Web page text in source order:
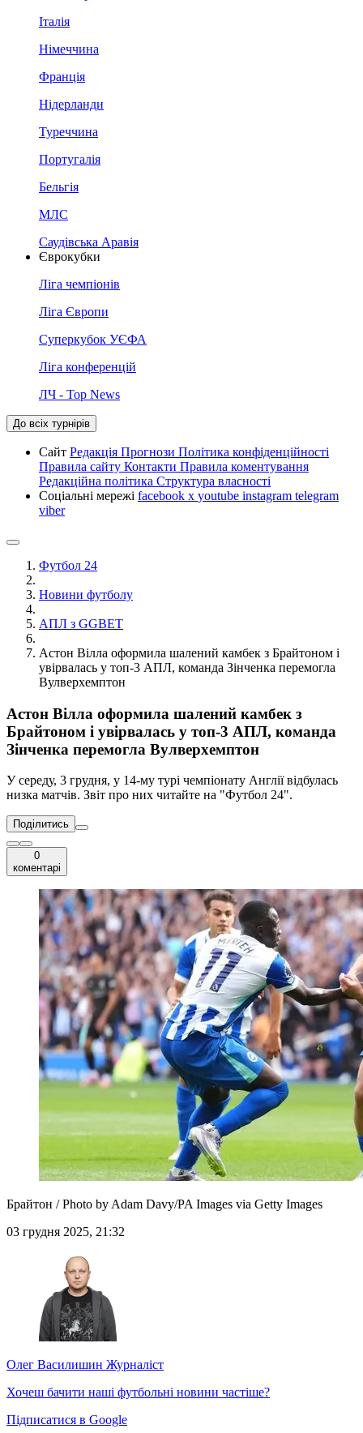
Італія
Німеччина
Франція
Нідерланди
Туреччина
Португалія
Бельгія
МЛС
Саудівська Аравія
Єврокубки
Ліга чемпіонів
Ліга Європи
Суперкубок УЄФА
Ліга конференцій
ЛЧ - Top News
До всіх турнірів
Сайт Редакція Прогнози Політика конфіденційності
Правила сайту Контакти Правила коментування
Редакційна політика Структура власності
Соціальні мережі facebook x youtube instagram telegram
viber
Футбол 24
Новини футболу
АПЛ з GGBET
Астон Вілла оформила шалений камбек з Брайтоном і
увірвалась у топ-3 АПЛ, команда Зінченка перемогла
Вулверхемптон
Астон Вілла оформила шалений камбек з
Брайтоном і увірвалась у топ-3 АПЛ, команда
Зінченка перемогла Вулверхемптон
У середу, 3 грудня, у 14-му турі чемпіонату Англії відбулась
низка матчів. Звіт про них читайте на "Футбол 24".
Поділитись
0
коментарі
Брайтон / Photo by Adam Davy/PA Images via Getty Images
03 грудня 2025, 21:32
Олег Василишин Журналіст
Хочеш бачити наші футбольні новини частіше?
Підписатися в Google